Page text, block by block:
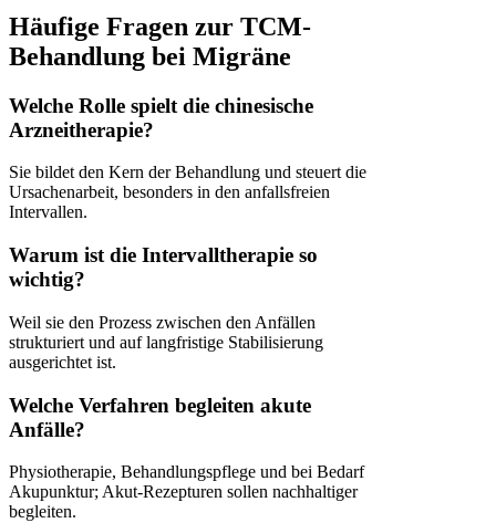
Häufige Fragen zur TCM-
Behandlung bei Migräne
Welche Rolle spielt die chinesische
Arzneitherapie?
Sie bildet den Kern der Behandlung und steuert die
Ursachenarbeit, besonders in den anfallsfreien
Intervallen.
Warum ist die Intervalltherapie so
wichtig?
Weil sie den Prozess zwischen den Anfällen
strukturiert und auf langfristige Stabilisierung
ausgerichtet ist.
Welche Verfahren begleiten akute
Anfälle?
Physiotherapie, Behandlungspflege und bei Bedarf
Akupunktur; Akut-Rezepturen sollen nachhaltiger
begleiten.